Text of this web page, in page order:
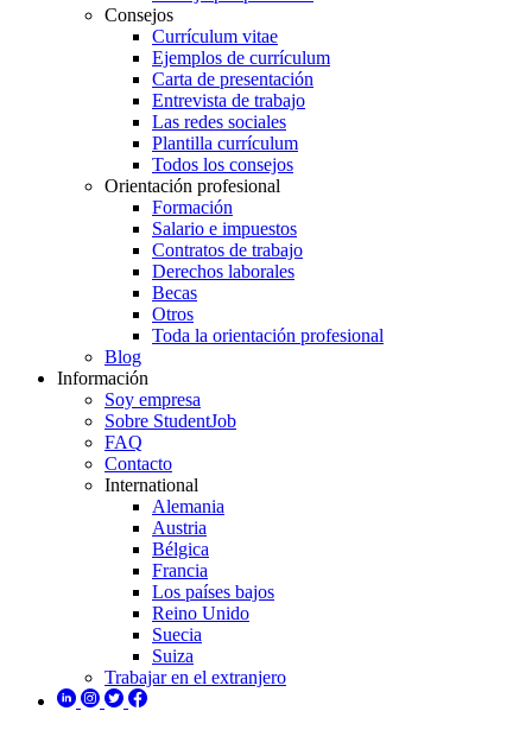
Consejos
Currículum vitae
Ejemplos de currículum
Carta de presentación
Entrevista de trabajo
Las redes sociales
Plantilla currículum
Todos los consejos
Orientación profesional
Formación
Salario e impuestos
Contratos de trabajo
Derechos laborales
Becas
Otros
Toda la orientación profesional
Blog
Información
Soy empresa
Sobre StudentJob
FAQ
Contacto
International
Alemania
Austria
Bélgica
Francia
Los países bajos
Reino Unido
Suecia
Suiza
Trabajar en el extranjero